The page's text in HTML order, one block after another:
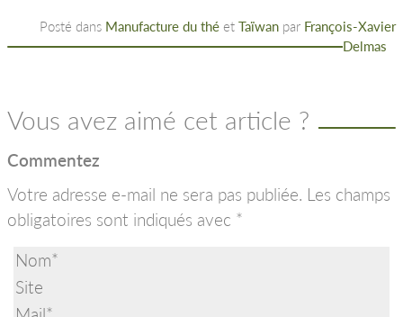
Posté dans Manufacture du thé et Taïwan par François-Xavier
Delmas
Vous avez aimé cet article ?
Commentez
Votre adresse e-mail ne sera pas publiée. Les champs
obligatoires sont indiqués avec *